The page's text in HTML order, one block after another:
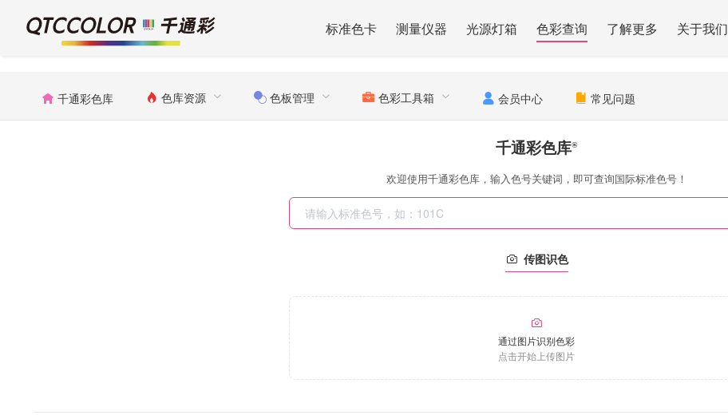
标准色卡 测量仪器 光源灯箱 色彩查询 了解更多 关于我们
千通彩色库 色库资源 色板管理 色彩工具箱 会员中心 常见问题
千通彩色库®
欢迎使用千通彩色库，输入色号关键词，即可查询国际标准色号！
传图识色
通过图片识别色彩
点击开始上传图片